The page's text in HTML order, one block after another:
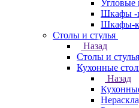
Шкафы -
Шкафы-
Столы и стулья
Назад
Столы и стулья
Кухонные
Назад